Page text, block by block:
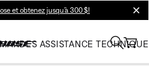
et obtenez jusqu’à 300 $!
ASSISTANCE TECHNIQUE